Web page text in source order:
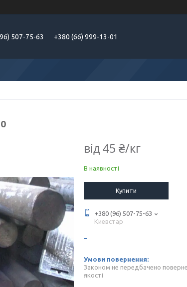
507-75-63 +380 (66) 999-13-01
від45 ₴/кг
В наявності
Купити
+380 (96) 507-75-63
Киевстар
Законом не передбачено
якості